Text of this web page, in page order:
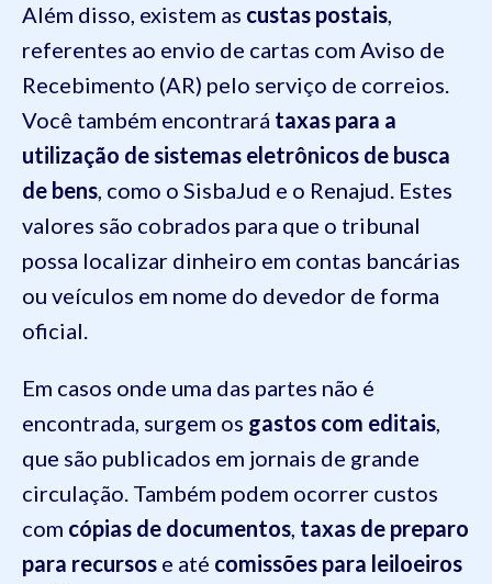
Além disso, existem as custas postais,
referentes ao envio de cartas com Aviso de
Recebimento (AR) pelo serviço de correios.
Você também encontrará taxas para a
utilização de sistemas eletrônicos de busca
de bens, como o SisbaJud e o Renajud. Estes
valores são cobrados para que o tribunal
possa localizar dinheiro em contas bancárias
ou veículos em nome do devedor de forma
oficial.
Em casos onde uma das partes não é
encontrada, surgem os gastos com editais,
que são publicados em jornais de grande
circulação. Também podem ocorrer custos
com cópias de documentos, taxas de preparo
para recursos e até comissões para leiloeiros